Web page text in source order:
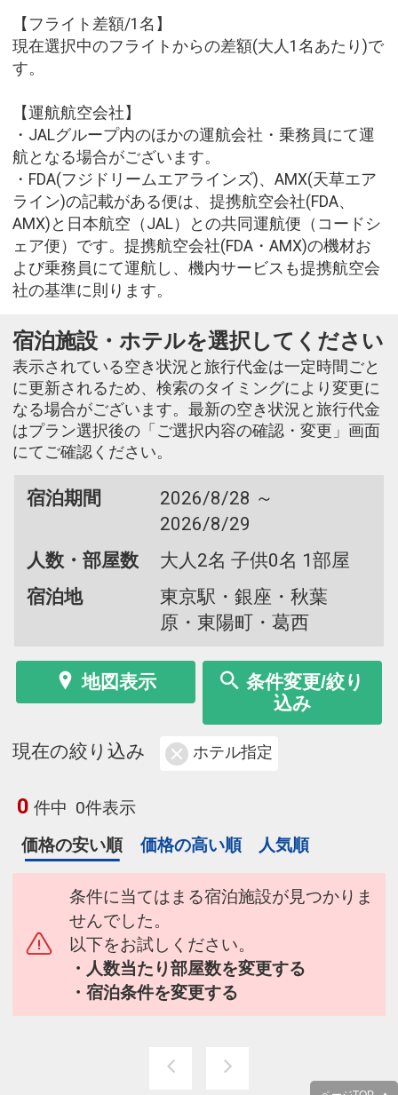
【フライト差額/1名】
現在選択中のフライトからの差額(大人1名あたり)で
す。
【運航航空会社】
・JALグループ内のほかの運航会社・乗務員にて運
航となる場合がございます。
・FDA(フジドリームエアラインズ)、AMX(天草エア
ライン)の記載がある便は、提携航空会社(FDA、
AMX)と日本航空（JAL）との共同運航便（コードシ
ェア便）です。提携航空会社(FDA・AMX)の機材お
よび乗務員にて運航し、機内サービスも提携航空会
社の基準に則ります。
宿泊施設・ホテルを選択してください
表示されている空き状況と旅行代金は一定時間ごと
に更新されるため、検索のタイミングにより変更に
なる場合がございます。最新の空き状況と旅行代金
はプラン選択後の「ご選択内容の確認・変更」画面
にてご確認ください。
宿泊期間
2026/8/28 ～
2026/8/29
人数・部屋数
大人2名 子供0名 1部屋
宿泊地
東京駅・銀座・秋葉
原・東陽町・葛西
地図表示
条件変更/絞り
込み
現在の絞り込み ホテル指定
0 件中 0件表示
価格の安い順
価格の高い順 人気順
条件に当てはまる宿泊施設が見つかりま
せんでした。
以下をお試しください。
・人数当たり部屋数を変更する
・宿泊条件を変更する